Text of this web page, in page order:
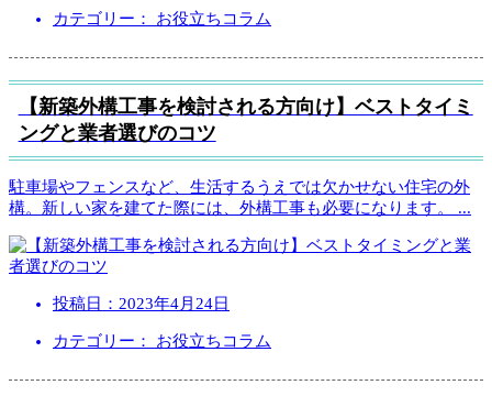
カテゴリー： お役立ちコラム
【新築外構工事を検討される方向け】ベストタイミ
ングと業者選びのコツ
駐車場やフェンスなど、生活するうえでは欠かせない住宅の外
構。新しい家を建てた際には、外構工事も必要になります。 ...
投稿日： 2023年4月24日
カテゴリー： お役立ちコラム